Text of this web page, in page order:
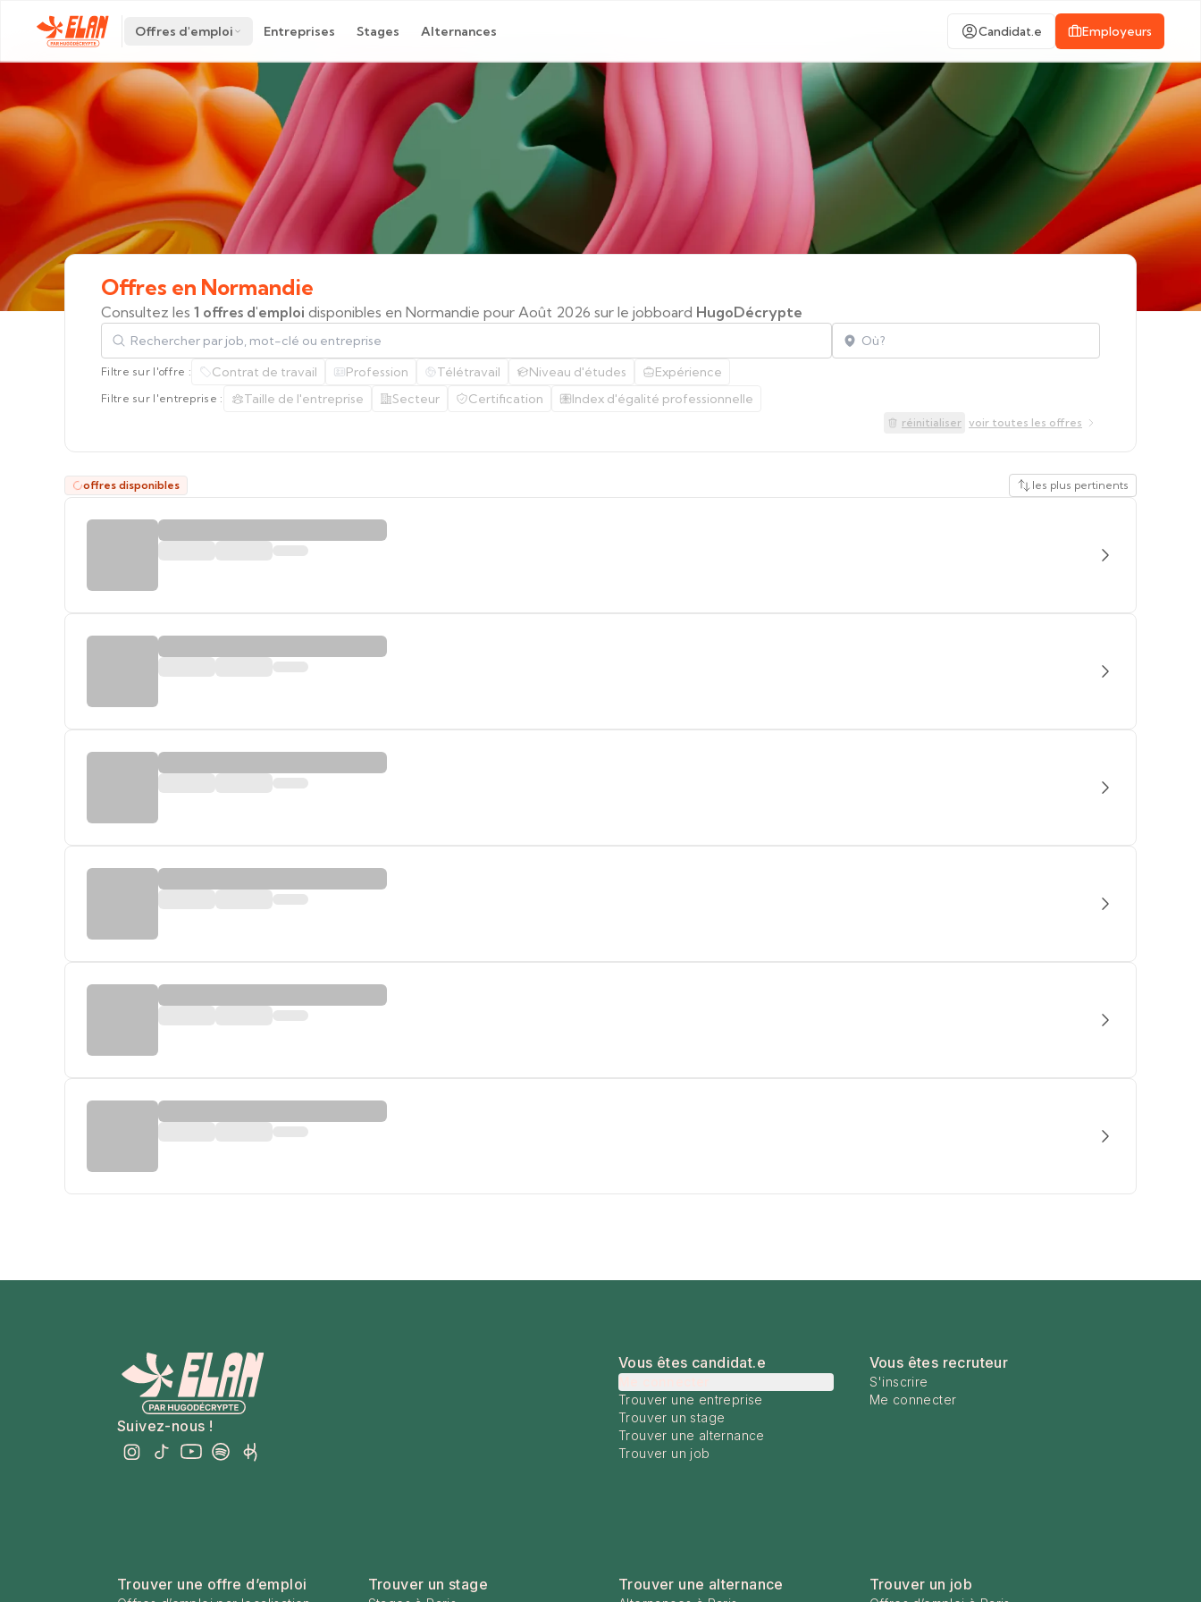
Offres d'emploi Entreprises Stages Alternances Candidat.e Employeurs
Offres en Normandie
Consultez les 1 offres d'emploi disponibles en Normandie pour Août 2026 sur le jobboard HugoDécrypte
Rechercher par job, mot-clé ou entreprise Localisation
Filtre sur l'offre : Contrat de travail Profession Télétravail Niveau d'études Expérience
Filtre sur l'entreprise : Taille de l'entreprise Secteur Certification Index d'égalité professionnelle
réinitialiser voir toutes les offres
offres disponibles les plus pertinents
Suivez-nous !
Vous êtes candidat.e
Trouver une entreprise
Trouver un stage
Trouver une alternance
Trouver un job
Vous êtes recruteur
S'inscrire
Me connecter
Trouver une offre d’emploi Trouver un stage Trouver une alternance Trouver un job